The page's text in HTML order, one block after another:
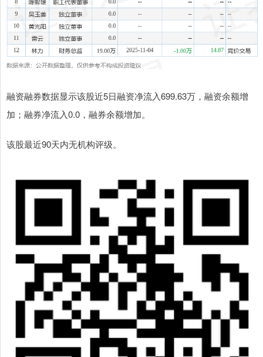
融资融券数据显示该股近5日融资净流入699.63万，融资余额增
加；融券净流入0.0，融券余额增加。
该股最近90天内无机构评级。